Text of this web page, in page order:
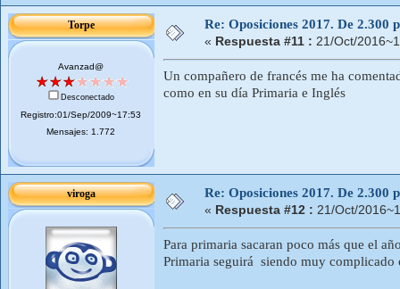
Torpe
Avanzad@
Desconectado
Registro:01/Sep/2009~17:53
Mensajes: 1.772
Re: Oposiciones 2017. De 2.300
« Respuesta #11 : 21/Oct/
Un compañero de francés me ha
como en su día Primaria e Inglés
viroga Re: Oposiciones 2017. De 2.300
« Respuesta #12 : 21/Oct/
Para primaria sacaran poco más que el
Primaria seguirá siendo muy complicado